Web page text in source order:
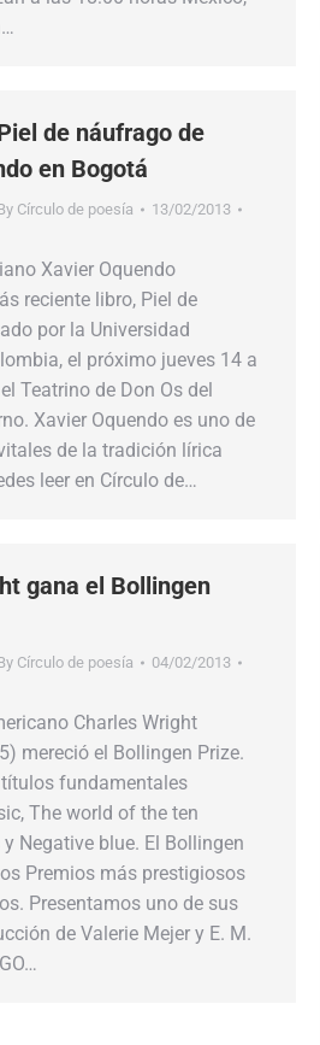
de náufrago de
en Bogotá
Círculo de poesía
13/02/2013
Xavier Oquendo
reciente libro, Piel de
por la Universidad
el próximo jueves 14 a
Teatrino de Don Os del
Xavier Oquendo es uno de
de la tradición lírica
leer en Círculo de…
gana el Bollingen
Círculo de poesía
04/02/2013
Charles Wright
mereció el Bollingen Prize.
fundamentales
The world of the ten
Negative blue. El Bollingen
Premios más prestigiosos
Presentamos uno de sus
de Valerie Mejer y E. M.